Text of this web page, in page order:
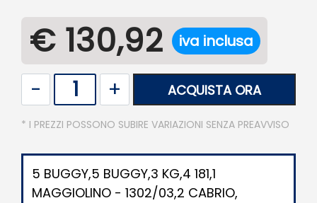
€ 130,92 iva inclusa
ACQUISTA ORA
* I PREZZI POSSONO SUBIRE VARIAZIONI SENZA PREAVVISO
5 BUGGY,5 BUGGY,3 KG,4 181,1
MAGGIOLINO - 1302/03,2 CABRIO,